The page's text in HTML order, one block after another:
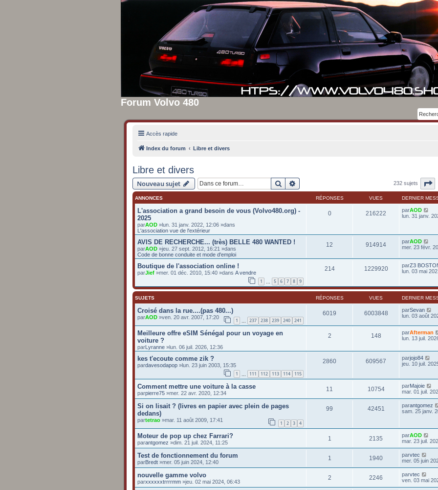
Forum Volvo 480
Accès rapide
Index du forum Libre et divers
Libre et divers
Nouveau sujet Rechercher 232 sujets
ANNONCES RÉPONSES VUES DERNIER
L'association a grand besoin de vous (Volvo480.org) -
2025
parAOD »lun. 31 janv. 2022, 12:06 »dans
L'association vue de l'extérieur
0 216222 parAOD
lun. 31 janv.
AVIS DE RECHERCHE... (très) BELLE 480 WANTED !
parAOD »jeu. 27 sept. 2012, 16:21 »dans
Code de bonne conduite et mode d'emploi
12 914914 parAOD
mer. 23 févr.
Boutique de l'association online !
parJief »mer. 01 déc. 2010, 15:40 »dans A vendre
1 … 5 6 7 8 9
214 1229920 parZ3
lun. 03 mai
SUJETS RÉPONSES VUES DERNIER
Croisé dans la rue....(pas 480...)
parAOD »ven. 20 avr. 2007, 17:20 1 237 238 239 240 241
6019 6003848 parSevan
lun. 03 août
Meilleure offre eSIM Sénégal pour un voyage en
voiture ?
parLyranne »lun. 06 juil. 2026, 12:36
2 148 parAfterman
lun. 13 juil.
kes t'ecoute comme zik ?
pardavesodapop »lun. 23 juin 2003, 15:35
1 … 111 112 113 114 115
2860 609567 parjojo84
jeu. 10 juil.
Comment mettre une voiture à la casse
parpierre75 »mer. 22 avr. 2020, 12:34
11 10754 parMajoie
mar. 01 juil.
Si on lisait ? (livres en papier avec plein de pages
dedans)
partetrao »mar. 11 août 2009, 17:41 1 2 3 4
99 42451 parantgomez
sam. 25 janv.
Moteur de pop up chez Farrari?
parantgomez »dim. 21 juil. 2024, 11:25
1 2135 parAOD
mar. 23 juil.
Test de fonctionnement du forum
parBredt »mer. 05 juin 2024, 12:40
1 1940 parvtec
mer. 05 juin
nouvelle gamme volvo
parxxxxxxtrrrrmm »jeu. 02 mai 2024, 06:43
2 2246 parvtec
ven. 03 mai